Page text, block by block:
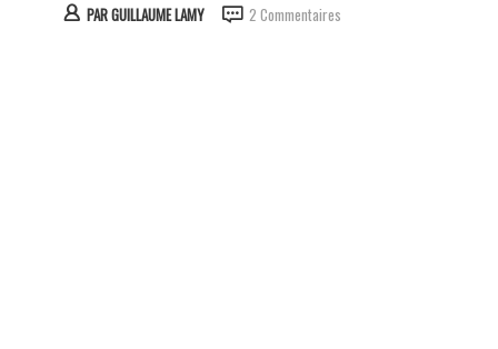
PARGUILLAUME LAMY 2 Commentaires